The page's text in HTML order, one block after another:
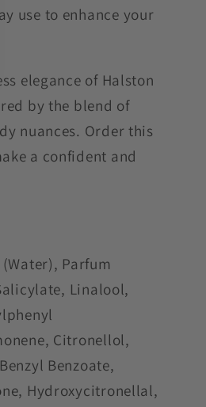
use to enhance your
elegance of Halston
by the blend of
nuances. Order this
a confident and
Parfum
Linalool,
Citronellol,
Benzoate,
Hydroxycitronellal,